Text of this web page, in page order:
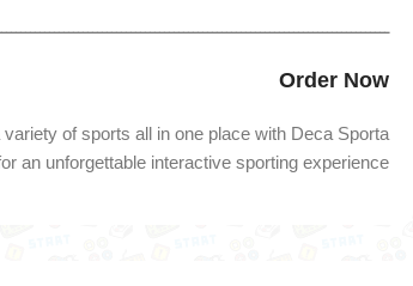
Order Now
of sports all in one place with Deca Sporta!
an unforgettable interactive sporting experience!